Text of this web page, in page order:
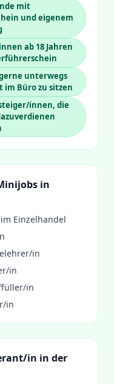
mit
und eigenem
ab 18 Jahren
unterwegs
im Büro zu sitzen
innen, die
in
Einzelhandel
in
in
in
in
in in der